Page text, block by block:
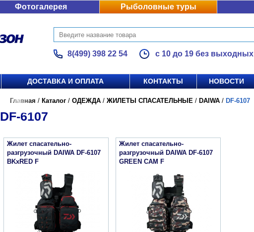
Фотогалерея Рыболовные туры
8(499) 398 22 54 с 10 до 19 без выходных
ДОСТАВКА И ОПЛАТА КОНТАКТЫ НОВОСТИ
Главная / Каталог / ОДЕЖДА / ЖИЛЕТЫ СПАСАТЕЛЬНЫЕ / DAIWA / DF-6107
DF-6107
Жилет спасательно-
разгрузочный DAIWA DF-6107
BKxRED F
Жилет спасательно-
разгрузочный DAIWA DF-6107
GREEN CAM F